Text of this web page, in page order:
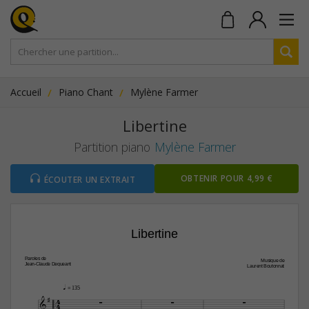
Accueil Piano Chant Mylène Farmer
Libertine
Partition piano Mylène Farmer
ÉCOUTER UN EXTRAIT OBTENIR POUR 4,99 €

Libertine
Musique de
Laurent Boutonnat
Paroles de
Jean-Claude Dequeant
q = 135
4
4
   